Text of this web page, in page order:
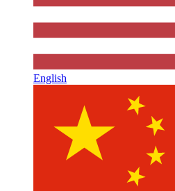
English